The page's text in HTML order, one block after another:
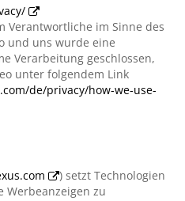
Verantwortliche im Sinne des
und uns wurde eine
Verarbeitung geschlossen,
unter folgendem Link
de/privacy/how-we-use-
) setzt Technologien
Werbeanzeigen zu